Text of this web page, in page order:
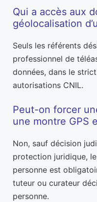
Qui a accès aux
géolocalisation
Seuls les référents
professionnel de
données, dans le
autorisations CNIL.
Peut-on forcer
une montre GPS
Non, sauf décision
protection juridique,
personne est
tuteur ou curateur
personne.